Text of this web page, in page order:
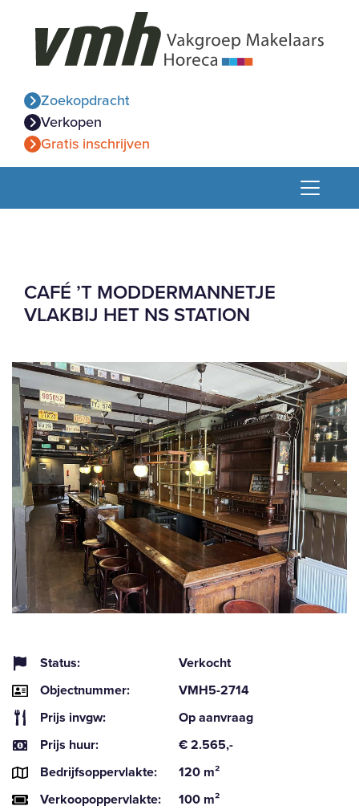
Zoekopdracht
Verkopen
Gratis inschrijven
CAFÉ ’T MODDERMANNETJE
VLAKBIJ HET NS STATION
Status:
Verkocht
Objectnummer:
VMH5-2714
Prijs invgw:
Op aanvraag
Prijs huur:
€ 2.565,-
Bedrijfsoppervlakte:
120 m²
Verkoopoppervlakte:
100 m²